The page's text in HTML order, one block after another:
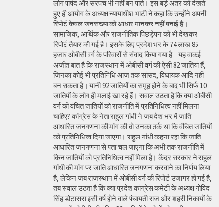
लोग पार्षद और सरपंच भी नहीं बन पाते। इस बड़े अंतर को देखते
हुए ही आयोग के अध्यक्ष न्यायाधीश भाटी ने कहा कि उन्होंने अपनी
रिपोर्ट केवल जनसंख्या को आधार मानकर नहीं बनाई है।
सामाजिक, आर्थिक और राजनीतिक पिछड़ेपन को भी देखकर
रिपोर्ट तैयार की गई है। इसके लिए प्रदेश भर के 74 लाख 85
हजार ओबीसी वर्ग के परिवारों से संवाद किया गया है। यह वाकई
अजीत बात है कि राजस्थान में ओबीसी वर्ग की ऐसी 82 जातियां हैं,
जिनका कोई भी प्रतिनिधि आज तक सांसद, विधायक आदि नहीं
बन सकता है। यानी 92 जातियों का समूह होने के बाद भी सिर्फ 10
जातियों के लोग ही मलाई खा रहे हैं। सवाल उठता है कि क्या ओबीसी
वर्ग की वंचित जातियों को राजनीति में प्रतिनिधित्व नहीं मिलना
चाहिए? कांग्रेस के नेता राहुल गांधी ने जब देश भर में जाति
आधारित जनगणना की मांग की तो उनका तर्क था कि वंचित जातियों
को प्रतिनिधित्व दिया जाएगा। राहुल गांधी कहना रहा कि जाति
आधारित जनगणना से पता चल जाएगा कि अभी तक राजनीति में
किन जातियों को प्रतिनिधित्व नहीं मिला है। केंद्र सरकार ने राहुल
गांधी की मांग पर जाति आधारित जनगणना करवाने का निर्णय लिया
है, लेकिन जब राजस्थान में ओबीसी वर्ग की रिपोर्ट उजागर हो गई है,
तब सवाल उठता है कि क्या प्रदेश कांग्रेस कमेटी के अध्यक्ष गोविंद
सिंह डोटासरा इसी वर्ष होने वाले पंचायती राज और शहरी निकायों के